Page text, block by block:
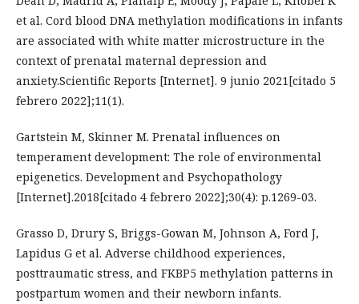
et al. Cord blood DNA methylation modifications in infants
are associated with white matter microstructure in the
context of prenatal maternal depression and
anxiety.Scientific Reports [Internet]. 9 junio 2021[citado 5
febrero 2022];11(1).
Gartstein M, Skinner M. Prenatal influences on
temperament development: The role of environmental
epigenetics. Development and Psychopathology
[Internet].2018[citado 4 febrero 2022];30(4): p.1269-03.
Grasso D, Drury S, Briggs-Gowan M, Johnson A, Ford J,
Lapidus G et al. Adverse childhood experiences,
posttraumatic stress, and FKBP5 methylation patterns in
postpartum women and their newborn infants.